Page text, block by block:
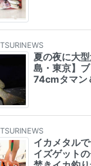
TSURINEWS
夏の夜に大
島・東京】
74cmタマン
TSURINEWS
イカメタル
イズゲット